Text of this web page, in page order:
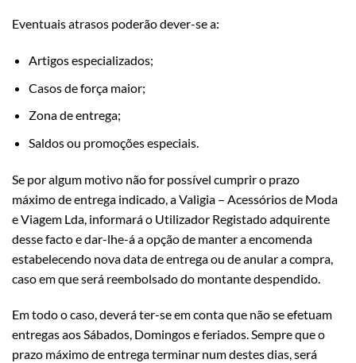
Eventuais atrasos poderão dever-se a:
Artigos especializados;
Casos de força maior;
Zona de entrega;
Saldos ou promoções especiais.
Se por algum motivo não for possível cumprir o prazo
máximo de entrega indicado, a Valigia – Acessórios de Moda
e Viagem Lda, informará o Utilizador Registado adquirente
desse facto e dar-lhe-á a opção de manter a encomenda
estabelecendo nova data de entrega ou de anular a compra,
caso em que será reembolsado do montante despendido.
Em todo o caso, deverá ter-se em conta que não se efetuam
entregas aos Sábados, Domingos e feriados. Sempre que o
prazo máximo de entrega terminar num destes dias, será